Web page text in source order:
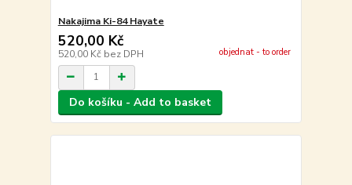
Nakajima Ki-84 Hayate
520,00 Kč
520,00 Kč bez DPH objednat - to order
Do košíku - Add to basket